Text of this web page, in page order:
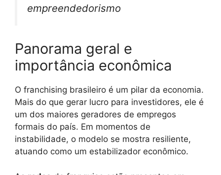
empreendedorismo
Panorama geral e
importância econômica
O franchising brasileiro é um pilar da economia.
Mais do que gerar lucro para investidores, ele é
um dos maiores geradores de empregos
formais do país. Em momentos de
instabilidade, o modelo se mostra resiliente,
atuando como um estabilizador econômico.